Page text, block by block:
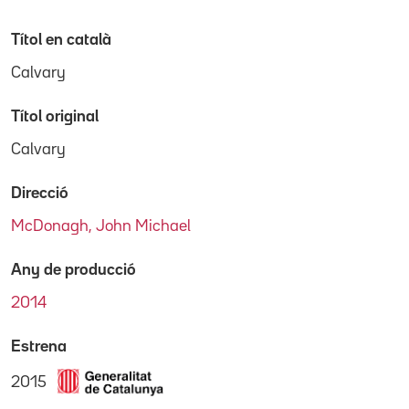
Títol en català
Calvary
Títol original
Calvary
Direcció
McDonagh, John Michael
Any de producció
2014
Estrena
2015